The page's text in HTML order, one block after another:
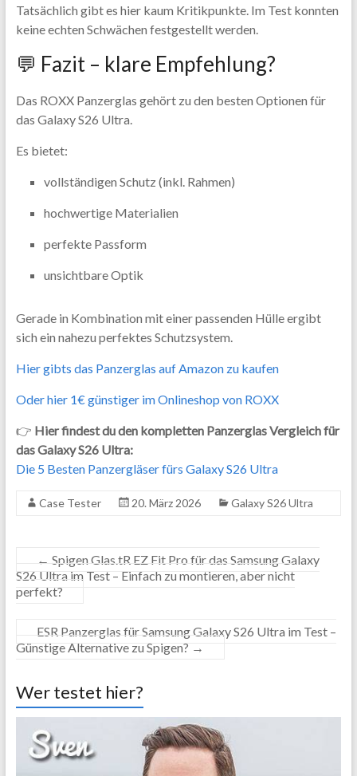
Tatsächlich gibt es hier kaum Kritikpunkte. Im Test konnten
keine echten Schwächen festgestellt werden.
💬 Fazit – klare Empfehlung?
Das ROXX Panzerglas gehört zu den besten Optionen für
das Galaxy S26 Ultra.
Es bietet:
vollständigen Schutz (inkl. Rahmen)
hochwertige Materialien
perfekte Passform
unsichtbare Optik
Gerade in Kombination mit einer passenden Hülle ergibt
sich ein nahezu perfektes Schutzsystem.
Hier gibts das Panzerglas auf Amazon zu kaufen
Oder hier 1€ günstiger im Onlineshop von ROXX
👉 Hier findest du den kompletten Panzerglas Vergleich für
das Galaxy S26 Ultra:
Die 5 Besten Panzergläser fürs Galaxy S26 Ultra
Case Tester 20. März 2026 Galaxy S26 Ultra
← Spigen Glas.tR EZ Fit Pro für das Samsung Galaxy
S26 Ultra im Test – Einfach zu montieren, aber nicht
perfekt?
ESR Panzerglas für Samsung Galaxy S26 Ultra im Test –
Günstige Alternative zu Spigen? →
Wer testet hier?